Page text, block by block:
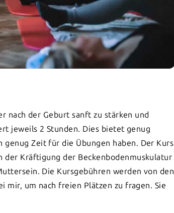
nach der Geburt sanft zu stärken und
jeweils 2 Stunden. Dies bietet genug
genug Zeit für die Übungen haben. Der Kurs
der Kräftigung der Beckenbodenmuskulatur
Die Kursgebühren werden von den
mir, um nach freien Plätzen zu fragen. Sie